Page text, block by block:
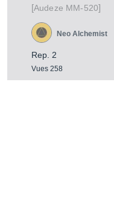
[Audeze MM-520]
Rep. 2
Vues 258
Neo Alchemist